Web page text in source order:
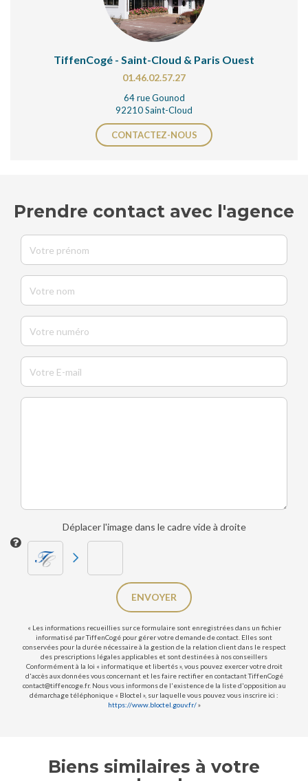
TiffenCogé - Saint-Cloud & Paris Ouest
01.46.02.57.27
64 rue Gounod
92210 Saint-Cloud
CONTACTEZ-NOUS
Prendre contact avec l'agence
Déplacer l'image dans le cadre vide à droite
ENVOYER
« Les informations recueillies sur ce formulaire sont enregistrées dans un fichier
informatisé par TiffenCogé pour gérer votre demande de contact. Elles sont
conservées pour la durée nécessaire à la gestion de la relation client dans le respect
des prescriptions légales applicables et sont destinées à nos conseillers
Conformément à la loi « informatique et libertés », vous pouvez exercer votre droit
d'accès aux données vous concernant et les faire rectifier en contactant TiffenCogé
contact@tiffencoge.fr. Nous vous informons de l'existence de la liste d'opposition au
démarchage téléphonique « Bloctel », sur laquelle vous pouvez vous inscrire ici :
https://www.bloctel.gouv.fr/»
Biens similaires à votre